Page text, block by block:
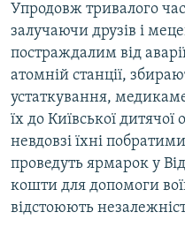
Упродовж тривалого
залучаючи друзів і
постраждалим від
атомній станції,
устаткування,
їх до Київської дитячої
невдовзі їхні
проведуть ярмарок у
кошти для допомоги
відстоюють